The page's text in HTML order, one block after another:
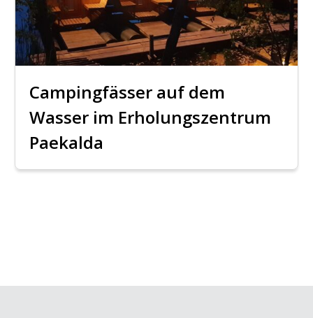
Campingfässer auf dem
Wasser im Erholungszentrum
Paekalda